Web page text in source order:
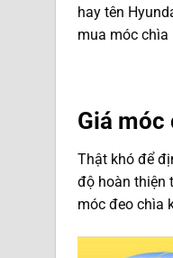
hay tên
mua móc
Giá móc
Thật khó để
độ hoàn thiện
móc đeo chìa